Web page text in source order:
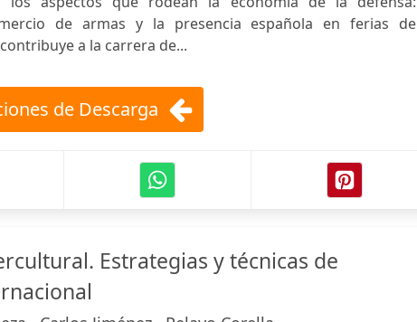
de armas y la presencia española en ferias de
a la carrera de...
de Descarga
Estrategias y técnicas de